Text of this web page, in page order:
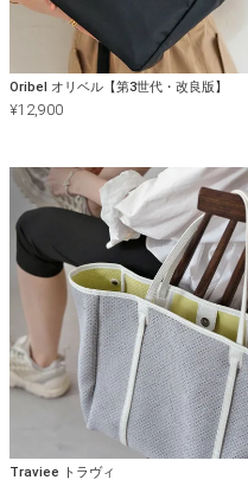
Oribel オリベル【第3世代・改良版】
¥12,900
Traviee トラヴィ